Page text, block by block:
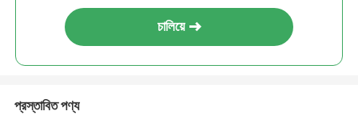
চালিয়ে
প্রস্তাবিত পণ্য